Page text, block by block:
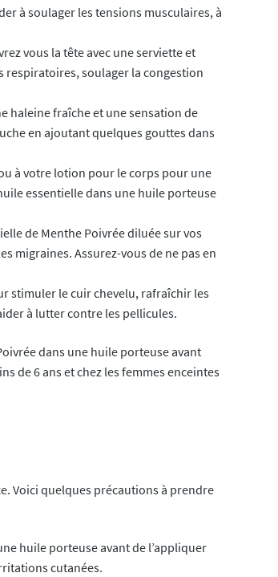
à soulager les tensions musculaires, à
vous la tête avec une serviette et
respiratoires, soulager la congestion
haleine fraîche et une sensation de
en ajoutant quelques gouttes dans
à votre lotion pour le corps pour une
essentielle dans une huile porteuse
de Menthe Poivrée diluée sur vos
migraines. Assurez-vous de ne pas en
stimuler le cuir chevelu, rafraîchir les
à lutter contre les pellicules.
dans une huile porteuse avant
de 6 ans et chez les femmes enceintes
Voici quelques précautions à prendre
huile porteuse avant de l’appliquer
cutanées.